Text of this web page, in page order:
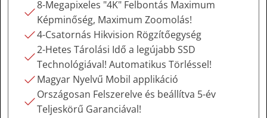
8-Megapixeles "4K" Felbontás Maximum
Képminőség, Maximum Zoomolás!
4-Csatornás Hikvision Rögzítőegység
2-Hetes Tárolási Idő a legújabb SSD
Technológiával! Automatikus Törléssel!
Magyar Nyelvű Mobil applikáció
Országosan Felszerelve és beállítva 5-év
Teljeskörű Garanciával!